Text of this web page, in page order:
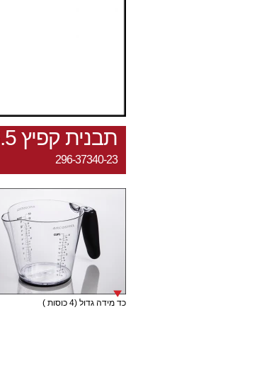
תבנית קפיץ 26.5ס"מ
296-37340-23
כד מידה גדול (4 כוסות )